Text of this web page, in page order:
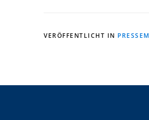
VERÖFFENTLICHT IN